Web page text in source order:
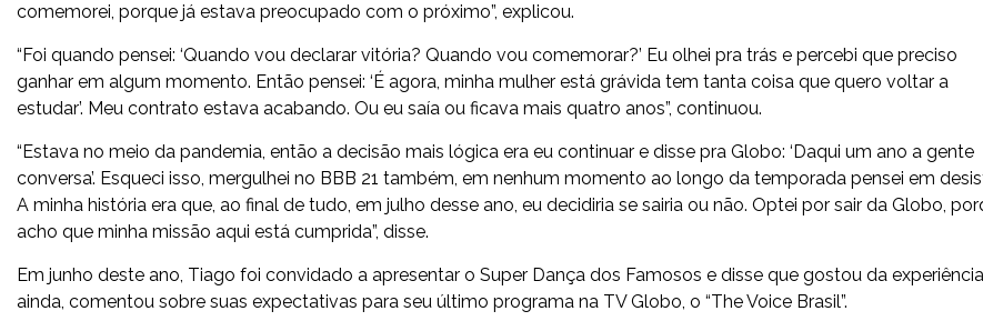
comemorei, porque já estava preocupado com o próximo”, explicou.
“Foi quando pensei: ‘Quando vou declarar vitória? Quando vou comemorar?’ Eu olhei pra trás e percebi que preciso
ganhar em algum momento. Então pensei: ‘É agora, minha mulher está grávida tem tanta coisa que quero voltar a
estudar’. Meu contrato estava acabando. Ou eu saía ou ficava mais quatro anos”, continuou.
“Estava no meio da pandemia, então a decisão mais lógica era eu continuar e disse pra Globo: ‘Daqui um ano a gente
conversa’. Esqueci isso, mergulhei no BBB 21 também, em nenhum momento ao longo da temporada pensei em
A minha história era que, ao final de tudo, em julho desse ano, eu decidiria se sairia ou não. Optei por sair da Globo,
acho que minha missão aqui está cumprida”, disse.
Em junho deste ano, Tiago foi convidado a apresentar o Super Dança dos Famosos e disse que gostou da
ainda, comentou sobre suas expectativas para seu último programa na TV Globo, o “The Voice Brasil”.